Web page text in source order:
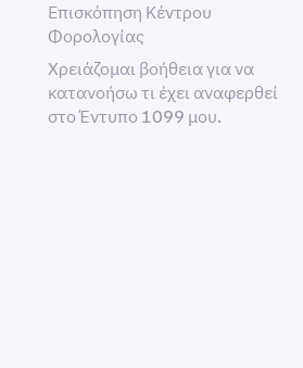
Επισκόπηση Κέντρου
Φορολογίας
Χρειάζομαι βοήθεια για να
κατανοήσω τι έχει αναφερθεί
στο Έντυπο 1099 μου.